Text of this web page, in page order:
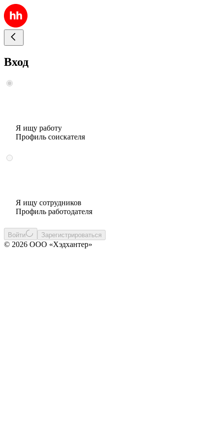
Вход
Я ищу работу
Профиль соискателя
Я ищу сотрудников
Профиль работодателя
Войти Зарегистрироваться
© 2026 ООО «Хэдхантер»